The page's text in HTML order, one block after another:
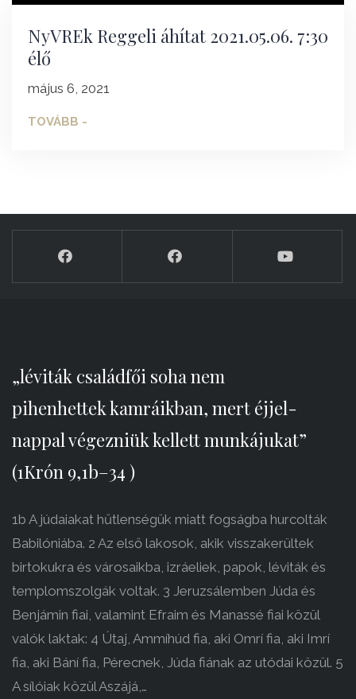
NyVREk Reggeli áhítat 2021.05.06. 7:30
élő
május 6, 2021
TOVÁBB -
„léviták családfői soha nem
pihenhettek kamráikban, mert éjjel-
nappal végezniük kellett munkájukat”
(1Krón 9,1b–34 )
1b A júdaiakat hűtlenségük miatt fogságba hurcolták
Babilóniába. 2 Az első lakosok, akik visszakerültek
birtokukra és városaikba, izráeliek, papok, léviták és
templomszolgák voltak. 3 Jeruzsálemben Júda és
Benjámin fiai, valamint Efraim és Manassé fiai közül
valók laktak: 4 Útaj, Ammíhúd fia, aki Omrí fia, aki Imrí
fia, aki Bání fia, Pérecnek, Júda fiának az utódai közül. 5
A sílóiak közül Aszájá,…